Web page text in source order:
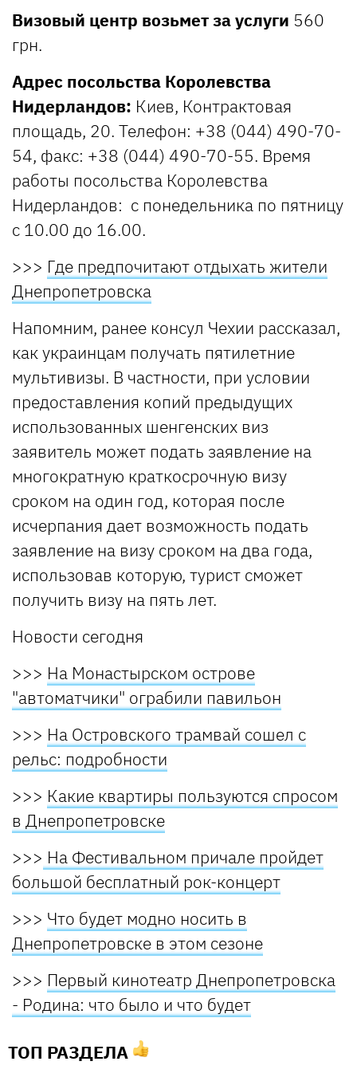
Визовый центр возьмет за услуги 560
грн.
Адрес посольства Королевства
Нидерландов: Киев, Контрактовая
площадь, 20. Телефон: +38 (044) 490-70-
54, факс: +38 (044) 490-70-55. Время
работы посольства Королевства
Нидерландов: с понедельника по пятницу
с 10.00 до 16.00.
>>> Где предпочитают отдыхать жители
Днепропетровска
Напомним, ранее консул Чехии рассказал,
как украинцам получать пятилетние
мультивизы. В частности, при условии
предоставления копий предыдущих
использованных шенгенских виз
заявитель может подать заявление на
многократную краткосрочную визу
сроком на один год, которая после
исчерпания дает возможность подать
заявление на визу сроком на два года,
использовав которую, турист сможет
получить визу на пять лет.
Новости сегодня
>>> На Монастырском острове
"автоматчики" ограбили павильон
>>> На Островского трамвай сошел с
рельс: подробности
>>> Какие квартиры пользуются спросом
в Днепропетровске
>>> На Фестивальном причале пройдет
большой бесплатный рок-концерт
>>> Что будет модно носить в
Днепропетровске в этом сезоне
>>> Первый кинотеатр Днепропетровска
- Родина: что было и что будет
ТОП РАЗДЕЛА